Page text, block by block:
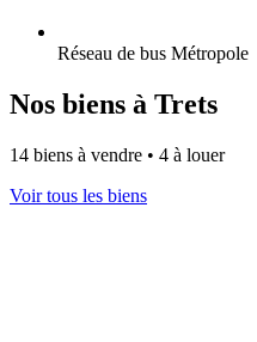
Réseau de bus Métropole
Nos biens à Trets
14 biens à vendre • 4 à louer
Voir tous les biens